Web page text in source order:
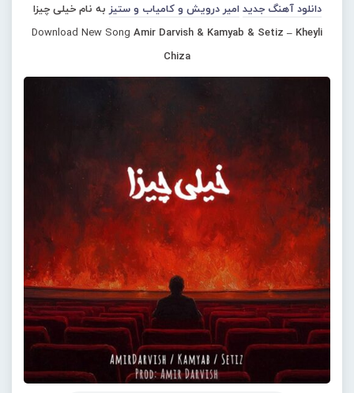
دانلود آهنگ جدید امیر درویش و کامیاب و ستیز به نام خیلی چیزا
Download New Song Amir Darvish & Kamyab & Setiz – Kheyli
Chiza